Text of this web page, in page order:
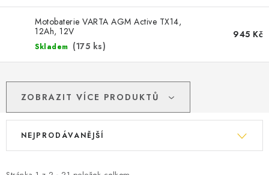
Motobaterie VARTA AGM Active TX14,
12Ah, 12V
Skladem (175 ks)
945 Kč
ZOBRAZIT VÍCE PRODUKTŮ
Ř
NEJPRODÁVANĚJŠÍ